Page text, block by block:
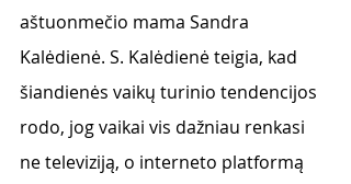
aštuonmečio mama Sandra
Kalėdienė. S. Kalėdienė teigia, kad
šiandienės vaikų turinio tendencijos
rodo, jog vaikai vis dažniau renkasi
ne televiziją, o interneto platformą